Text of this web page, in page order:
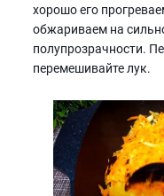
хорошо его
обжариваем на
полупрозрачности.
перемешивайте лук.